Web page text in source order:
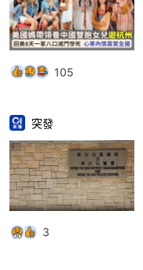
105
突發
3